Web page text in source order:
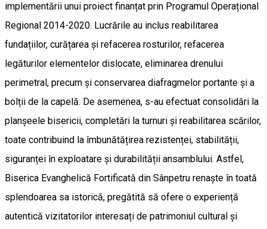
implementării unui proiect finanțat prin Programul Operațional
Regional 2014-2020. Lucrările au inclus reabilitarea
fundațiilor, curățarea și refacerea rosturilor, refacerea
legăturilor elementelor dislocate, eliminarea drenului
perimetral, precum și conservarea diafragmelor portante și a
bolții de la capelă. De asemenea, s-au efectuat consolidări la
planșeele bisericii, completări la turnuri și reabilitarea scărilor,
toate contribuind la îmbunătățirea rezistenței, stabilității,
siguranței în exploatare și durabilității ansamblului. Astfel,
Biserica Evanghelică Fortificată din Sânpetru renaște în toată
splendoarea sa istorică, pregătită să ofere o experiență
autentică vizitatorilor interesați de patrimoniul cultural și